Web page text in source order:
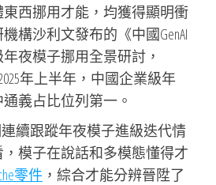
西挪用才能，均獲得顯明衝
構沙利文發布的《中國GenAI
夜模子挪用全景研討，
年上半年，中國企業級年
義占比位列第一。
連續跟蹤年夜模子進級迭代情
模子在說話和多模態懂得才
零件 ，綜合才能分辨晉陞了